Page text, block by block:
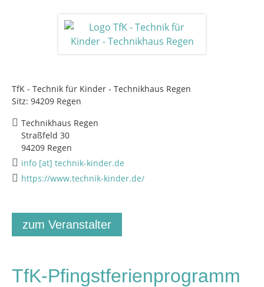
TfK - Technik für Kinder - Technikhaus Regen
Sitz: 94209 Regen
Technikhaus Regen
Straßfeld 30
94209 Regen
info [at] technik-kinder.de
https://www.technik-kinder.de/
zum Veranstalter
TfK-Pfingstferienprogramm